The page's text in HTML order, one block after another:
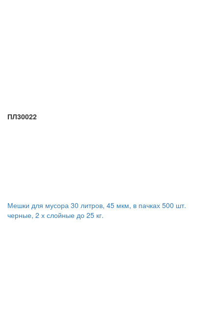
ПЛ30022
Мешки для мусора 30 литров, 45 мкм, в пачках 500 шт.
черные, 2 х слойные до 25 кг.